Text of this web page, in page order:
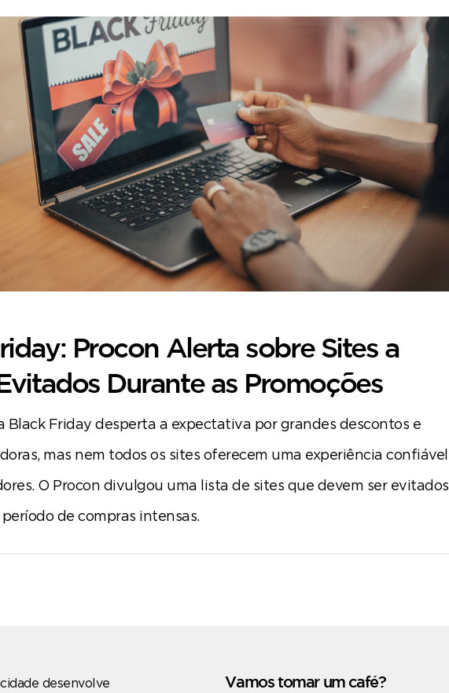
Procon Alerta sobre Sites a
Durante as Promoções
Black Friday desperta a expectativa por grandes descontos e
mas nem todos os sites oferecem uma experiência confiável
O Procon divulgou uma lista de sites que devem ser evitados
de compras intensas.
desenvolve Vamos tomar um café?